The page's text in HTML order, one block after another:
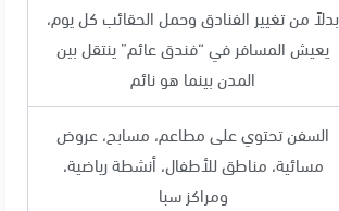
بدلاً من تغيير الفنادق وحمل الحقائب كل يوم،
يعيش المسافر في “فندق عائم” ينتقل بين
المدن بينما هو نائم
السفن تحتوي على مطاعم، مسابح، عروض
مسائية، مناطق للأطفال، أنشطة رياضية،
ومراكز سبا